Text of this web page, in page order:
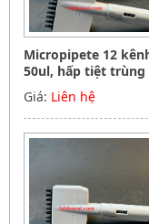
Micropipete 12
50ul, hấp tiệt trùng
cụ hút mẫu, chất
Hãng Phoenix
Germany
Giá: Liên hệ